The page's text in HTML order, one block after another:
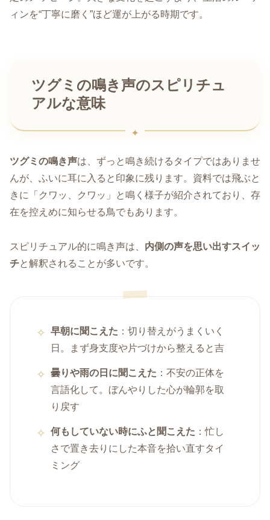
ィンを“丁寧に磨く”ほど運が上がる時期です。
ツグミの鳴き声のスピリチュ
アルな意味
ツグミの鳴き声は、ずっと鳴き続けるタイプではありませ
んが、ふいに耳に入ると印象に残ります。資料では飛ぶと
きに「クワッ、クワッ」と鳴く様子が紹介されており、存
在を控えめに知らせる鳥でもあります。
スピリチュアル的に鳴き声は、 内側の声を思い出すスイッ
チと解釈されることが多いです。
早朝に聞こえた ：切り替えがうまくいく
日。まず身支度や片づけから整えると吉
曇りや雨の日に聞こえた ：不安の正体を
言語化して。ぼんやりした心が輪郭を取
り戻す
何もしていない時にふと聞こえた ：忙し
さで置き去りにした本音を拾い直すタイ
ミング